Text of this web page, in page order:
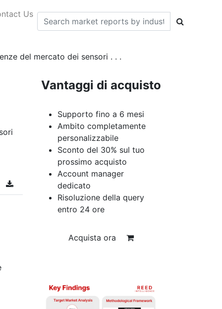
Us
del mercato dei sensori . . .
Vantaggi di acquisto
Supporto fino a 6 mesi
Ambito completamente
personalizzabile
Sconto del 30% sul tuo
prossimo acquisto
Account manager
dedicato
Risoluzione della query
entro 24 ore
Acquista ora